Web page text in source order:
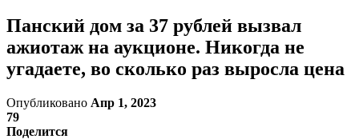
Панский дом за 37 рублей вызвал
ажиотаж на аукционе. Никогда не
угадаете, во сколько раз выросла цена
Опубликовано Апр 1, 2023
79
Поделится